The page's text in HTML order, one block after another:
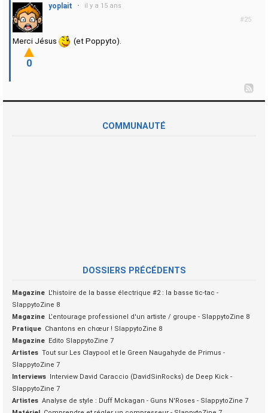
#25
yoplait • il y a 15 ans
Merci Jésus (et Poppyto).
0
COMMUNAUTÉ
DOSSIERS PRÉCÉDENTS
Magazine
L'histoire de la basse électrique #2 : la basse tic-tac -
SlappytoZine 8
Magazine
L’entourage professionel d'un artiste / groupe - SlappytoZine 8
Pratique Chantons en chœur ! SlappytoZine 8
Magazine
Edito SlappytoZine 7
Artistes Tout sur Les Claypool et le Green Naugahyde de Primus -
SlappytoZine 7
Interviews
Interview David Caraccio (DavidSinRocks) de Deep Kick -
SlappytoZine 7
Artistes Analyse de style : Duff Mckagan - Guns N'Roses - SlappytoZine 7